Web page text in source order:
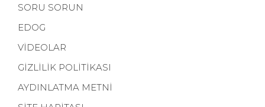
SORU SORUN
EDOG
VİDEOLAR
GİZLİLİK POLİTİKASI
AYDINLATMA METNİ